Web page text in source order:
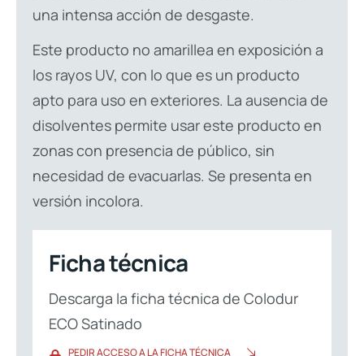
una intensa acción de desgaste.
Este producto no amarillea en exposición a
los rayos UV, con lo que es un producto
apto para uso en exteriores. La ausencia de
disolventes permite usar este producto en
zonas con presencia de público, sin
necesidad de evacuarlas. Se presenta en
versión incolora.
Ficha técnica
Descarga la ficha técnica de Colodur
ECO Satinado
PEDIR ACCESO A LA FICHA TÉCNICA